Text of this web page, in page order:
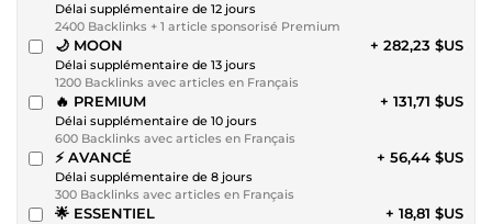
Délai supplémentaire de 12 jours
2400 Backlinks + 1 article sponsorisé Premium
🌙 MOON
Délai supplémentaire de 13 jours
1200 Backlinks avec articles en Français
+ 282,23 $US
🔥 PREMIUM
Délai supplémentaire de 10 jours
600 Backlinks avec articles en Français
+ 131,71 $US
⚡ AVANCÉ
Délai supplémentaire de 8 jours
300 Backlinks avec articles en Français
+ 56,44 $US
🌟 ESSENTIEL + 18,81 $US